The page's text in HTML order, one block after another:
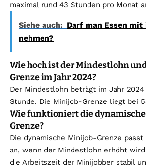
maximal rund 43 Stunden pro Monat
Siehe auch: Darf man Essen mit
nehmen?
Wie hoch ist der Mindestlohn
Grenze im Jahr 2024?
Der Mindestlohn beträgt im Jahr 2024
Stunde. Die Minijob-Grenze liegt bei
Wie funktioniert die
Grenze?
Die dynamische Minijob-Grenze
an, wenn der Mindestlohn erhöht
die Arbeitszeit der Minijobber stabil